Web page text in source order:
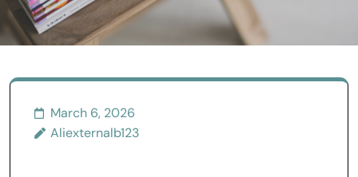
March 6, 2026
Aliexternalb123